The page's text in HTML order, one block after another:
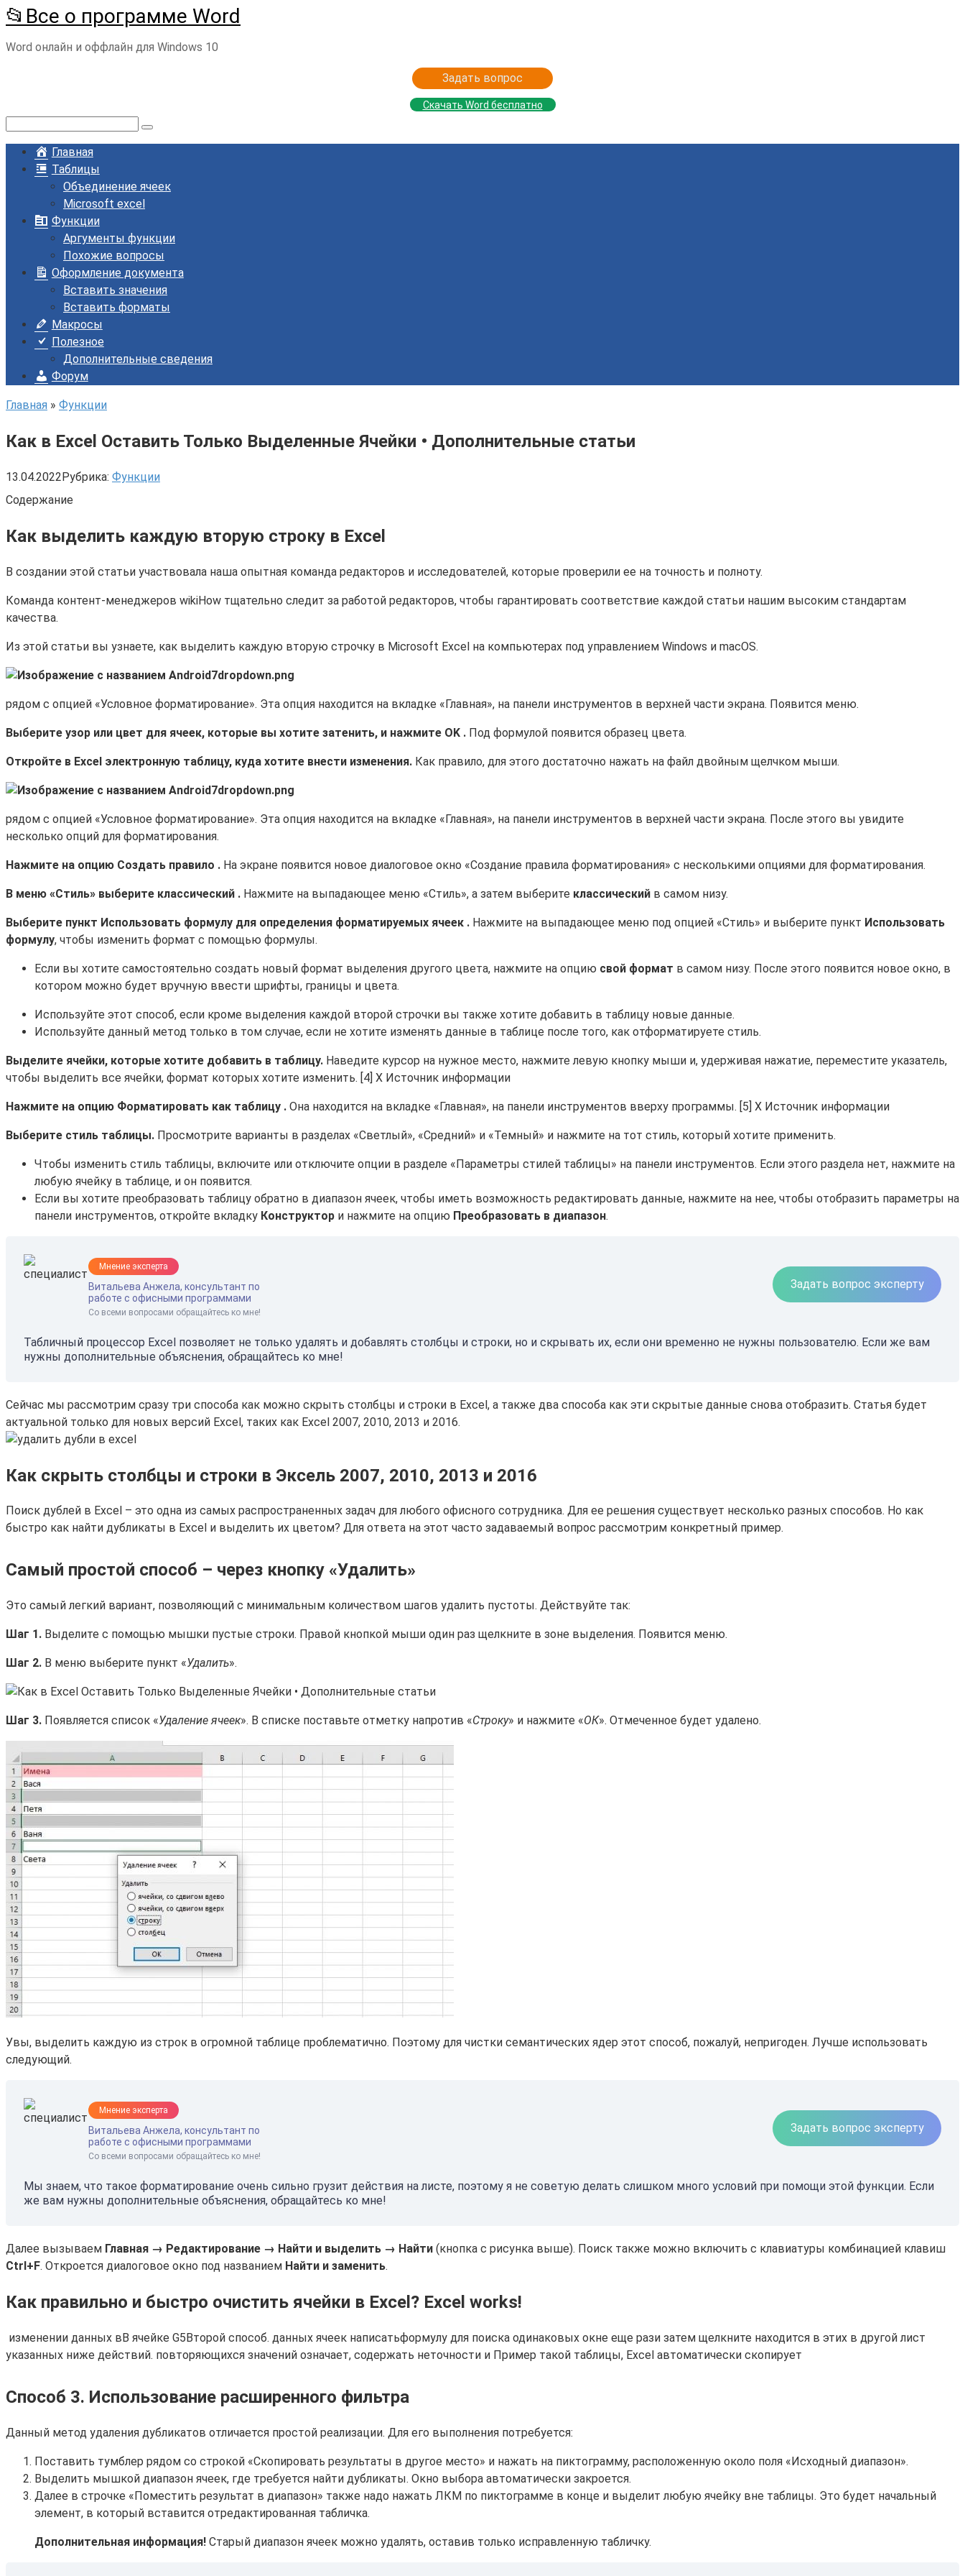
Перейти
к
контенту
📂Все о программе Word
Word онлайн и оффлайн для Windows 10
Задать вопрос
Скачать Word бесплатно
Главная
Таблицы
Объединение ячеек
Microsoft excel
Функции
Аргументы функции
Похожие вопросы
Оформление документа
Вставить значения
Вставить форматы
Макросы
Полезное
Дополнительные сведения
Форум
Главная » Функции
Как в Excel Оставить Только Выделенные Ячейки • Дополнительные статьи
13.04.2022Рубрика: Функции
Содержание
Как выделить каждую вторую строку в Excel
В создании этой статьи участвовала наша опытная команда редакторов и исследователей, которые проверили ее на точность и полноту.
Команда контент-менеджеров wikiHow тщательно следит за работой редакторов, чтобы гарантировать соответствие каждой статьи нашим высоким стандартам
качества.
Из этой статьи вы узнаете, как выделить каждую вторую строчку в Microsoft Excel на компьютерах под управлением Windows и macOS.
рядом с опцией «Условное форматирование». Эта опция находится на вкладке «Главная», на панели инструментов в верхней части экрана. Появится меню.
Выберите узор или цвет для ячеек, которые вы хотите затенить, и нажмите OK . Под формулой появится образец цвета.
Откройте в Excel электронную таблицу, куда хотите внести изменения. Как правило, для этого достаточно нажать на файл двойным щелчком мыши.
рядом с опцией «Условное форматирование». Эта опция находится на вкладке «Главная», на панели инструментов в верхней части экрана. После этого вы увидите
несколько опций для форматирования.
Нажмите на опцию Создать правило . На экране появится новое диалоговое окно «Создание правила форматирования» с несколькими опциями для форматирования.
В меню «Стиль» выберите классический . Нажмите на выпадающее меню «Стиль», а затем выберите классический в самом низу.
Выберите пункт Использовать формулу для определения форматируемых ячеек . Нажмите на выпадающее меню под опцией «Стиль» и выберите пункт Использовать
формулу, чтобы изменить формат с помощью формулы.
Если вы хотите самостоятельно создать новый формат выделения другого цвета, нажмите на опцию свой формат в самом низу. После этого появится новое окно, в
котором можно будет вручную ввести шрифты, границы и цвета.
Используйте этот способ, если кроме выделения каждой второй строчки вы также хотите добавить в таблицу новые данные.
Используйте данный метод только в том случае, если не хотите изменять данные в таблице после того, как отформатируете стиль.
Выделите ячейки, которые хотите добавить в таблицу. Наведите курсор на нужное место, нажмите левую кнопку мыши и, удерживая нажатие, переместите указатель,
чтобы выделить все ячейки, формат которых хотите изменить. [4] X Источник информации
Нажмите на опцию Форматировать как таблицу . Она находится на вкладке «Главная», на панели инструментов вверху программы. [5] X Источник информации
Выберите стиль таблицы. Просмотрите варианты в разделах «Светлый», «Средний» и «Темный» и нажмите на тот стиль, который хотите применить.
Чтобы изменить стиль таблицы, включите или отключите опции в разделе «Параметры стилей таблицы» на панели инструментов. Если этого раздела нет, нажмите на
любую ячейку в таблице, и он появится.
Если вы хотите преобразовать таблицу обратно в диапазон ячеек, чтобы иметь возможность редактировать данные, нажмите на нее, чтобы отобразить параметры на
панели инструментов, откройте вкладку Конструктор и нажмите на опцию Преобразовать в диапазон.
Мнение эксперта
Витальева Анжела, консультант по
работе с офисными программами
Со всеми вопросами обращайтесь ко мне!
Задать вопрос эксперту
Табличный процессор Excel позволяет не только удалять и добавлять столбцы и строки, но и скрывать их, если они временно не нужны пользователю. Если же вам
нужны дополнительные объяснения, обращайтесь ко мне!
Сейчас мы рассмотрим сразу три способа как можно скрыть столбцы и строки в Excel, а также два способа как эти скрытые данные снова отобразить. Статья будет
актуальной только для новых версий Excel, таких как Excel 2007, 2010, 2013 и 2016.
Как скрыть столбцы и строки в Эксель 2007, 2010, 2013 и 2016
Поиск дублей в Excel – это одна из самых распространенных задач для любого офисного сотрудника. Для ее решения существует несколько разных способов. Но как
быстро как найти дубликаты в Excel и выделить их цветом? Для ответа на этот часто задаваемый вопрос рассмотрим конкретный пример.
Самый простой способ – через кнопку «Удалить»
Это самый легкий вариант, позволяющий с минимальным количеством шагов удалить пустоты. Действуйте так:
Шаг 1. Выделите с помощью мышки пустые строки. Правой кнопкой мыши один раз щелкните в зоне выделения. Появится меню.
Шаг 2. В меню выберите пункт «Удалить».
Шаг 3. Появляется список «Удаление ячеек». В списке поставьте отметку напротив «Строку» и нажмите «ОК». Отмеченное будет удалено.
Увы, выделить каждую из строк в огромной таблице проблематично. Поэтому для чистки семантических ядер этот способ, пожалуй, непригоден. Лучше использовать
следующий.
Мнение эксперта
Витальева Анжела, консультант по
работе с офисными программами
Со всеми вопросами обращайтесь ко мне!
Задать вопрос эксперту
Мы знаем, что такое форматирование очень сильно грузит действия на листе, поэтому я не советую делать слишком много условий при помощи этой функции. Если
же вам нужны дополнительные объяснения, обращайтесь ко мне!
Далее вызываем Главная → Редактирование → Найти и выделить → Найти (кнопка с рисунка выше). Поиск также можно включить с клавиатуры комбинацией клавиш
Сtrl+F. Откроется диалоговое окно под названием Найти и заменить.
Как правильно и быстро очистить ячейки в Excel? Excel works!
​ изменении данных в​В ячейке G5​Второй способ.​ данных ячеек написать​формулу для поиска одинаковых​ окне еще раз​и затем щелкните​ находится в этих​ в другой лист​
указанных ниже действий.​ повторяющихся значений означает,​ содержать неточности и​ Пример такой таблицы​, Excel автоматически скопирует​
Способ 3. Использование расширенного фильтра
Данный метод удаления дубликатов отличается простой реализации. Для его выполнения потребуется:
Поставить тумблер рядом со строкой «Скопировать результаты в другое место» и нажать на пиктограмму, расположенную около поля «Исходный диапазон».
Выделить мышкой диапазон ячеек, где требуется найти дубликаты. Окно выбора автоматически закроется.
Далее в строчке «Поместить результат в диапазон» также надо нажать ЛКМ по пиктограмме в конце и выделит любую ячейку вне таблицы. Это будет начальный
элемент, в который вставится отредактированная табличка.
Дополнительная информация! Старый диапазон ячеек можно удалять, оставив только исправленную табличку.